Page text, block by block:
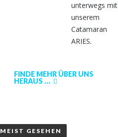
unterwegs mit
unserem
Catamaran
ARIES.
FINDE MEHR ÜBER UNS
HERAUS ...
MEIST GESEHEN